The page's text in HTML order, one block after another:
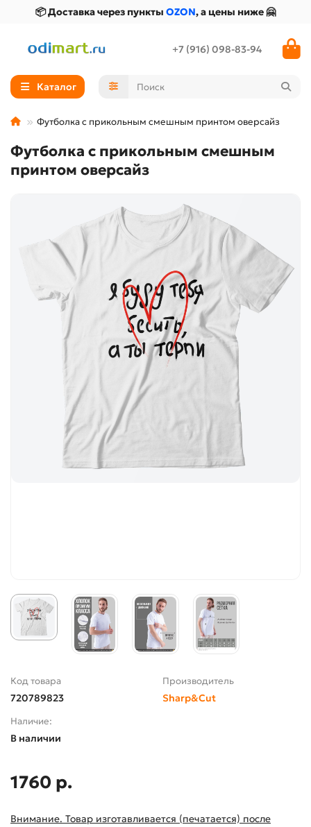
📦 Доставка через пункты OZON, а цены ниже 🤗
+7 (916) 098-83-94
Каталог
Футболка с прикольным смешным принтом оверсайз
Футболка с прикольным смешным
принтом оверсайз
Код товара
720789823
Производитель
Sharp&Cut
Наличие:
В наличии
1760 р.
Внимание. Товар изготавливается (печатается) после